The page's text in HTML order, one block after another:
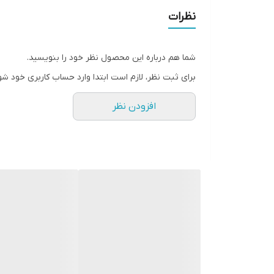
نظرات
شما هم درباره این محصول نظر خود را بنویسید.
برای ثبت نظر، لازم است ابتدا وارد حساب کاربری خود
افزودن نظر